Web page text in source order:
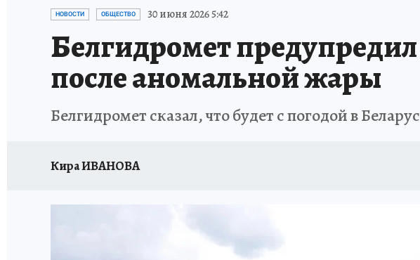
НОВОСТИ ОБЩЕСТВО 30 июня 2026 5:42
Белгидромет
после аномальной жары
Белгидромет сказал, что будет с погодой в
Кира ИВАНОВА